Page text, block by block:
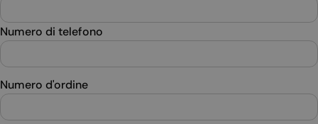
Numero di telefono
Numero d'ordine